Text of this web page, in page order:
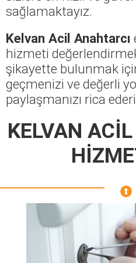
sağlamaktayız.
Kelvan Acil Anahtarcı
hizmeti
şikayette bulunmak
geçmenizi ve değerli
paylaşmanızı rica
KELVAN